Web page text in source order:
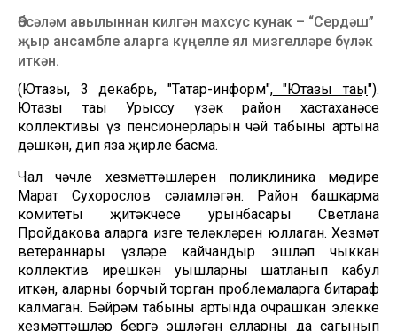
Әбсәләм авылыннан килгән махсус кунак – “Сердәш”
җыр ансамбле аларга күңелле ял мизгелләре бүләк
иткән.
(Ютазы, 3 декабрь, "Татар-информ","Ютазы таңы").
Ютазы таңы Урыссу үзәк район хастаханәсе
коллективы үз пенсионерларын чәй табыны артына
дәшкән, дип яза җирле басма.
Чал чәчле хезмәттәшләрен поликлиника мөдире
Марат Сухорослов сәламләгән. Район башкарма
комитеты җитәкчесе урынбасары Светлана
Пройдакова аларга изге теләкләрен юллаган. Хезмәт
ветераннары үзләре кайчандыр эшләп чыккан
коллектив ирешкән уңышларны шатланып кабул
иткән, аларны борчый торган проблемаларга битараф
калмаган. Бәйрәм табыны артында очрашкан элекке
хезмәттәшләр бергә эшләгән елларны да сагынып